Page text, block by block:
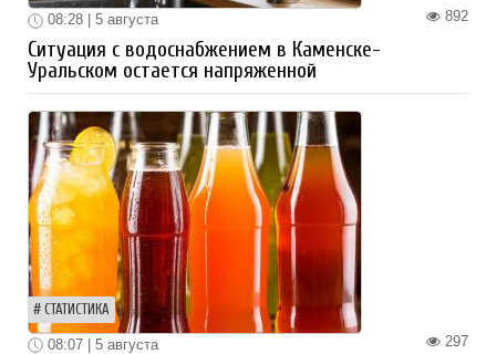
892
08:28 | 5 августа
Ситуация с водоснабжением в Каменске-
Уральском остается напряженной
СТАТИСТИКА
297
08:07 | 5 августа